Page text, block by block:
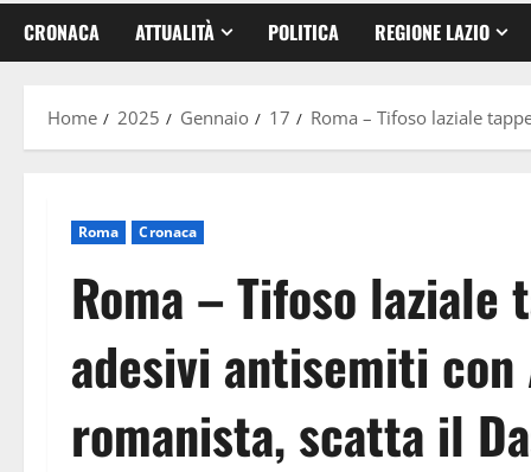
CRONACA ATTUALITÀ POLITICA REGIONE LAZIO
Home 2025 Gennaio 17 Roma – Tifoso laziale
Roma Cronaca
Roma – Tifoso
adesivi antisemiti con
romanista, scatta il